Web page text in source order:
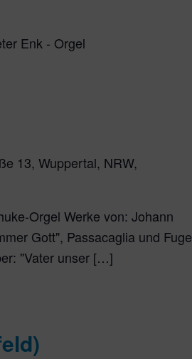
Enk - Orgel
13, Wuppertal, NRW,
Orgel Werke von: Johann
Gott", Passacaglia und Fuge
"Vater unser […]